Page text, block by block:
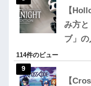
【
み方と
ブ」
114件のビュー
【